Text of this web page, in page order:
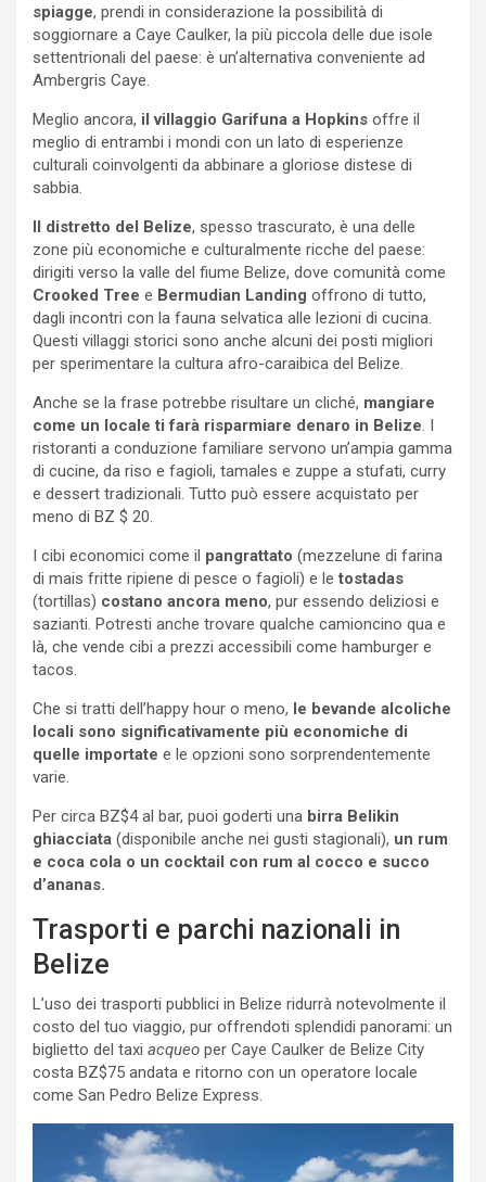
spiagge, prendi in considerazione la possibilità di
soggiornare a Caye Caulker, la più piccola delle due isole
settentrionali del paese: è un’alternativa conveniente ad
Ambergris Caye.
Meglio ancora, il villaggio Garifuna a Hopkins offre il
meglio di entrambi i mondi con un lato di esperienze
culturali coinvolgenti da abbinare a gloriose distese di
sabbia.
Il distretto del Belize, spesso trascurato, è una delle
zone più economiche e culturalmente ricche del paese:
dirigiti verso la valle del fiume Belize, dove comunità come
Crooked Tree e Bermudian Landing offrono di tutto,
dagli incontri con la fauna selvatica alle lezioni di cucina.
Questi villaggi storici sono anche alcuni dei posti migliori
per sperimentare la cultura afro-caraibica del Belize.
Anche se la frase potrebbe risultare un cliché, mangiare
come un locale ti farà risparmiare denaro in Belize. I
ristoranti a conduzione familiare servono un’ampia gamma
di cucine, da riso e fagioli, tamales e zuppe a stufati, curry
e dessert tradizionali. Tutto può essere acquistato per
meno di BZ $ 20.
I cibi economici come il pangrattato (mezzelune di farina
di mais fritte ripiene di pesce o fagioli) e letostadas
(tortillas) costano ancora meno, pur essendo deliziosi e
sazianti. Potresti anche trovare qualche camioncino qua e
là, che vende cibi a prezzi accessibili come hamburger e
tacos.
Che si tratti dell’happy hour o meno, le bevande alcoliche
locali sono significativamente più economiche di
quelle importate e le opzioni sono sorprendentemente
varie.
Per circa BZ$4 al bar, puoi goderti una birra Belikin
ghiacciata (disponibile anche nei gusti stagionali), un rum
e coca cola o un cocktail con rum al cocco e succo
d’ananas.
Trasporti e parchi nazionali in
Belize
L’uso dei trasporti pubblici in Belize ridurrà notevolmente il
costo del tuo viaggio, pur offrendoti splendidi panorami: un
biglietto del taxi acqueo per Caye Caulker de Belize City
costa BZ$75 andata e ritorno con un operatore locale
come San Pedro Belize Express.